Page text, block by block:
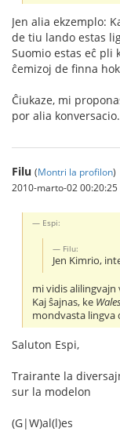
Jen alia ekzemplo:
de tiu lando estas
Suomio estas eĉ pli
ĉemizoj de finna
Ĉiukaze, mi
por alia konversacio.
Filu (Montri la profilon)
2010-marto-02 00:20:25
Espi:
Filu:
Jen Kimrio,
mi vidis alilingvajn
Kaj ŝajnas, ke
mondvasta lingva
Saluton Espi,
Trairante la
sur la modelon
(G|W)al(l)es